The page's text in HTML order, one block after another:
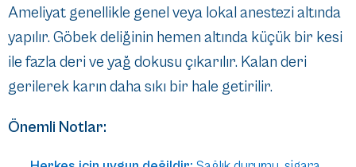
Ameliyat genellikle genel veya lokal anestezi altında
yapılır. Göbek deliğinin hemen altında küçük bir kesi
ile fazla deri ve yağ dokusu çıkarılır. Kalan deri
gerilerek karın daha sıkı bir hale getirilir.
Önemli Notlar: